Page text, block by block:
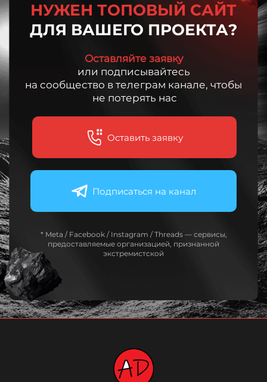
НУЖЕН ТОПОВЫЙ САЙТ
ДЛЯ ВАШЕГО ПРОЕКТА?
Оставляйте заявку
или подписывайтесь
на сообщество в телеграм канале, чтобы
не потерять нас
Оставить заявку
Подписаться на канал
* Meta / Facebook / Instagram / Threads — сервисы,
предоставляемые организацией, признанной
экстремистской